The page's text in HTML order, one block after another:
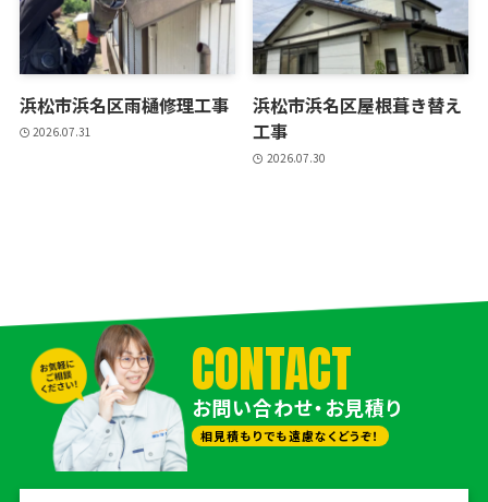
浜松市浜名区雨樋修理工事
2026.07.31
浜松市浜名区屋根葺き替え
工事
2026.07.30
CONTACT
お問い合わせ・お見積り
相見積もりでも遠慮なくどうぞ！